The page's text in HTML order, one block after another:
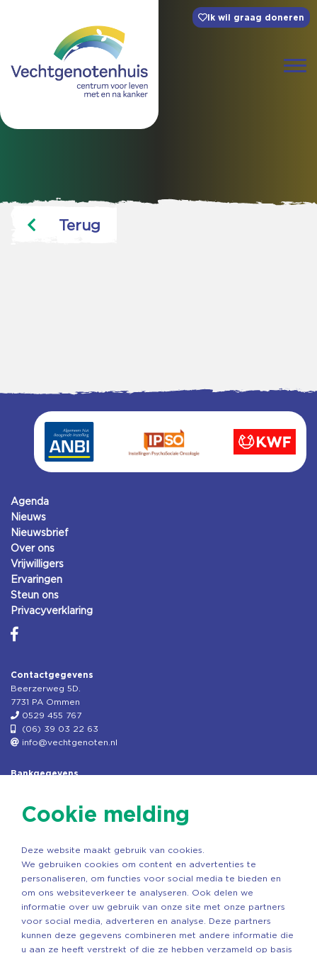
Ik wil graag doneren
Terug
Agenda
Nieuws
Nieuwsbrief
Over ons
Vrijwilligers
Ervaringen
Steun ons
Privacyverklaring
Contactgegevens
Beerzerweg 5D.
7731 PA Ommen
0529 455 767
(06) 39 03 22 63
info@vechtgenoten.nl
Bankgegevens
Rek.nr: NL85RABO0127579230
Copyright ©2026 Vechtgenoten
Cookie melding
Deze website maakt gebruik van cookies.
We gebruiken cookies om content en advertenties te
personaliseren, om functies voor social media te bieden en
om ons websiteverkeer te analyseren. Ook delen we
informatie over uw gebruik van onze site met onze partners
voor social media, adverteren en analyse. Deze partners
kunnen deze gegevens combineren met andere informatie die
u aan ze heeft verstrekt of die ze hebben verzameld op basis